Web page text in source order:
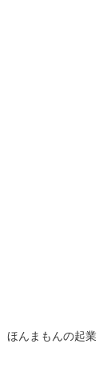
ほんまもんの起業